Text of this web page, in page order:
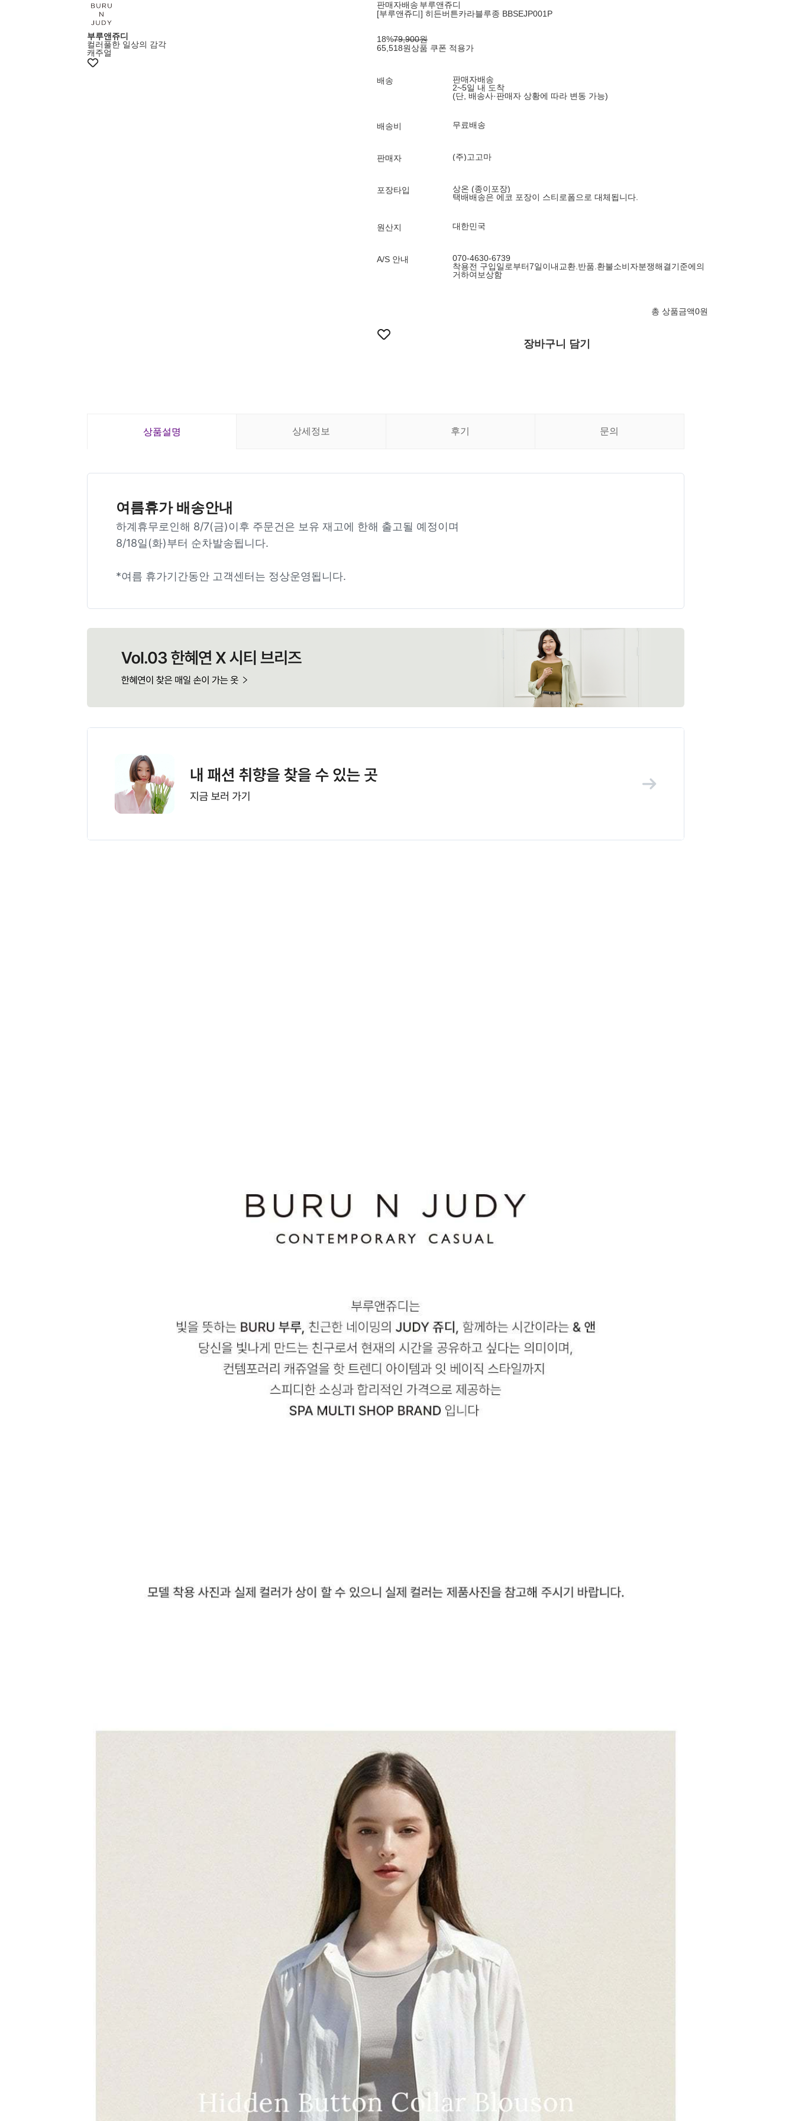
부루앤쥬디
컬러풀한 일상의 감각
캐주얼
판매자배송 부루앤쥬디
[부루앤쥬디] 히든버튼카라블루종 BBSEJP001P
18%79,900원
65,518원상품 쿠폰 적용가
배송
판매자배송
2~5일 내 도착
(단, 배송사·판매자 상황에 따라 변동 가능)
배송비 무료배송
판매자 (주)고고마
포장타입
상온 (종이포장)
택배배송은 에코 포장이 스티로폼으로 대체됩니다.
원산지 대한민국
A/S 안내
070-4630-6739
착용전 구입일로부터7일이내교환.반품.환불소비자분쟁해결기준에의
거하여보상함
총 상품금액0원
장바구니 담기
상품설명 상세정보 후기 문의
여름휴가 배송안내
하계휴무로인해 8/7(금)이후 주문건은 보유 재고에 한해 출고될 예정이며
8/18일(화)부터 순차발송됩니다.
*여름 휴가기간동안 고객센터는 정상운영됩니다.